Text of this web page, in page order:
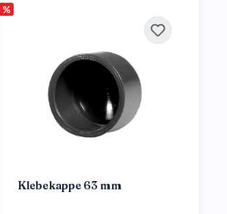
%
Klebekappe 63 mm